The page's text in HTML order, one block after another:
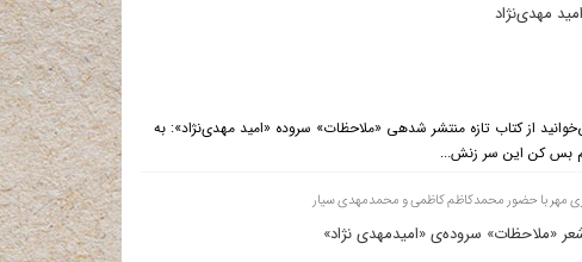
مهدی‌نژاد
شهرستان ادب: در تازه‌ترین مطلب سایت شهرستان ادب غزلی زیبا می‌خوانید از کتاب تازه منتشر شده‎ی «ملاحظات» سروده «امید مهدی‌نژاد»: به
بس كن این سر زنش...
«ملاحظات» سروده‌ی «امیدمهدی نژاد»